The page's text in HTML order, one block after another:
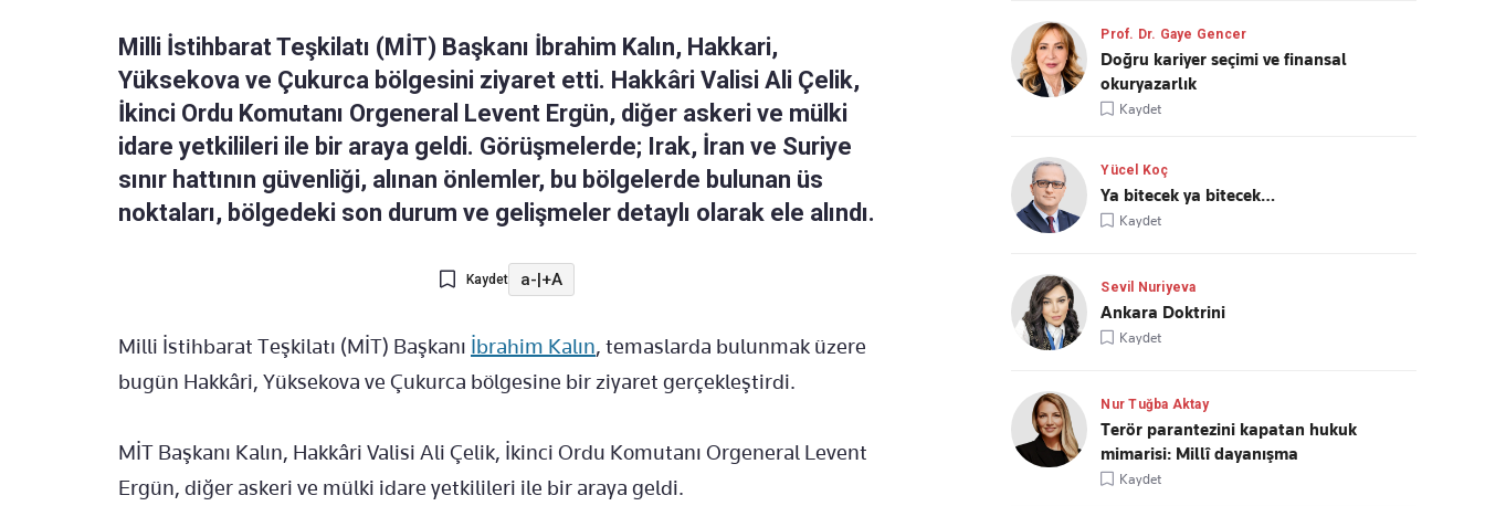
Milli İstihbarat Teşkilatı (MİT) Başkanı İbrahim Kalın, Hakkari,
Yüksekova ve Çukurca bölgesini ziyaret etti. Hakkâri Valisi Ali Çelik,
İkinci Ordu Komutanı Orgeneral Levent Ergün, diğer askeri ve mülki
idare yetkilileri ile bir araya geldi. Görüşmelerde; Irak, İran ve Suriye
sınır hattının güvenliği, alınan önlemler, bu bölgelerde bulunan üs
noktaları, bölgedeki son durum ve gelişmeler detaylı olarak ele alındı.
Kaydet a-|+A
Milli İstihbarat Teşkilatı (MİT) Başkanı İbrahim Kalın, temaslarda bulunmak üzere
bugün Hakkâri, Yüksekova ve Çukurca bölgesine bir ziyaret gerçekleştirdi.
MİT Başkanı Kalın, Hakkâri Valisi Ali Çelik, İkinci Ordu Komutanı Orgeneral Levent
Ergün, diğer askeri ve mülki idare yetkilileri ile bir araya geldi.
Prof. Dr. Gaye Gencer
Doğru kariyer seçimi ve finansal
okuryazarlık
Kaydet
Yücel Koç
Ya bitecek ya bitecek…
Kaydet
Sevil Nuriyeva
Ankara Doktrini
Kaydet
Nur Tuğba Aktay
Terör parantezini kapatan hukuk
mimarisi: Millî dayanışma
Kaydet